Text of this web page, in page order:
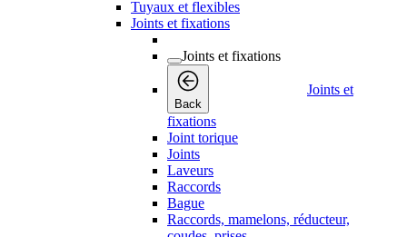
Tuyaux et flexibles
Joints et fixations
Joints et fixations
Back
Joints et
fixations
Joint torique
Joints
Laveurs
Raccords
Bague
Raccords, mamelons, réducteur,